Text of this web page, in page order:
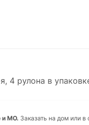
4 рулона в
и МО. Заказать на дом или